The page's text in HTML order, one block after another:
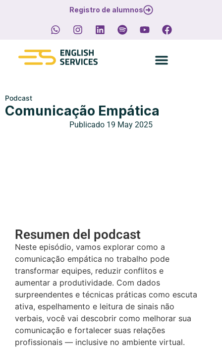
Registro de alumnos
Podcast
Comunicação Empática
Publicado 19 May 2025
Resumen del podcast
Neste episódio, vamos explorar como a
comunicação empática no trabalho pode
transformar equipes, reduzir conflitos e
aumentar a produtividade. Com dados
surpreendentes e técnicas práticas como escuta
ativa, espelhamento e leitura de sinais não
verbais, você vai descobrir como melhorar sua
comunicação e fortalecer suas relações
profissionais — inclusive no ambiente virtual.